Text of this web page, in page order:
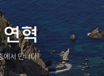
혁
에서 만나다!